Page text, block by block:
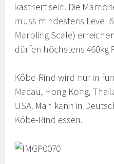
kastriert sein. Die
muss mindestens Level
Marbling Scale)
dürfen höchstens 460kg
Kôbe-Rind wird nur in
Macau, Hong Kong,
USA. Man kann in
Kôbe-Rind essen.